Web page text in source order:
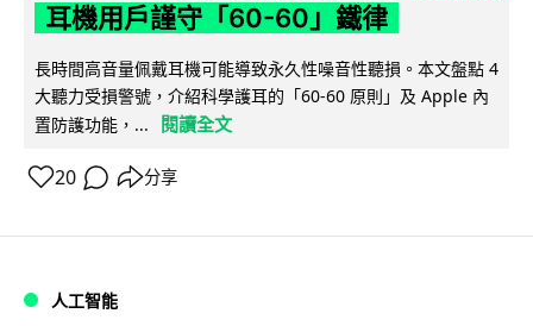
耳機用戶謹守「60-60」鐵律
長時間高音量佩戴耳機可能導致永久性噪音性聽損。本文盤點 4
大聽力受損警號，介紹科學護耳的「60-60 原則」及 Apple 內
置防護功能，...
閱讀全文
20 分享
人工智能